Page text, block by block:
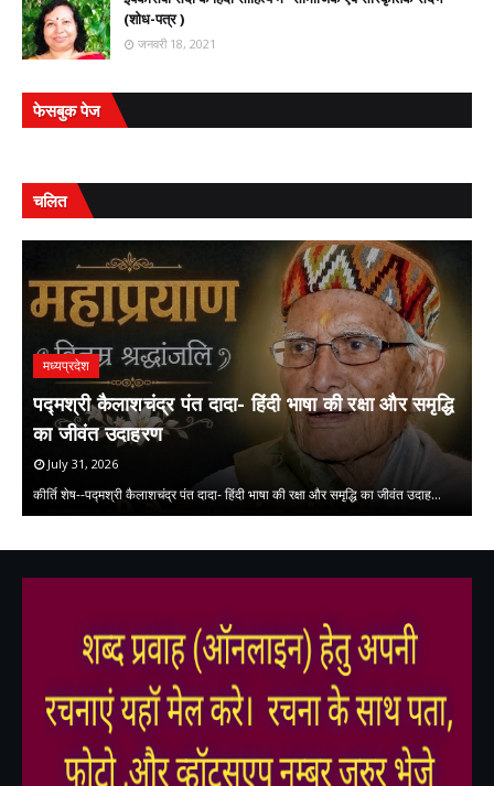
(शोध-पत्र )
जनवरी 18, 2021
फेसबुक पेज
चलित
मध्यप्रदेश
पद्मश्री कैलाशचंद्र पंत दादा- हिंदी भाषा की रक्षा और समृद्धि
का जीवंत उदाहरण
July 31, 2026
कीर्ति शेष--पद्मश्री कैलाशचंद्र पंत दादा- हिंदी भाषा की रक्षा और समृद्धि का जीवंत उदाह…